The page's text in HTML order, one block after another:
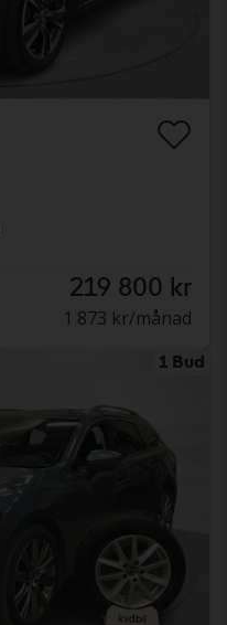
219 800 kr
1 873 kr/månad
1 Bud